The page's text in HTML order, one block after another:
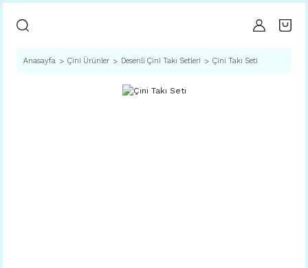
Anasayfa Çini Ürünler Desenli Çini Takı Setleri Çini Takı Seti